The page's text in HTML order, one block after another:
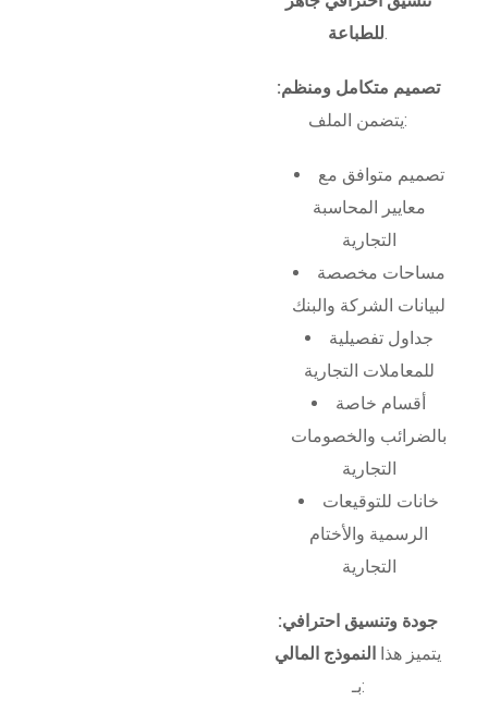
للطباعة.
تصميم متكامل ومنظم:
يتضمن الملف:
تصميم متوافق مع
معايير المحاسبة
التجارية
مساحات مخصصة
لبيانات الشركة والبنك
جداول تفصيلية
للمعاملات التجارية
أقسام خاصة
بالضرائب والخصومات
التجارية
خانات للتوقيعات
الرسمية والأختام
التجارية
جودة وتنسيق احترافي:
يتميز هذا
النموذج المالي
بـ: